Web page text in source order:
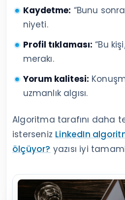
Kaydetme: “Bunu
niyeti.
Profil tıklaması: “Bu
merakı.
Yorum kalitesi:
uzmanlık algısı.
Algoritma tarafını daha
isterseniz LinkedIn
ölçüyor? yazısı iyi